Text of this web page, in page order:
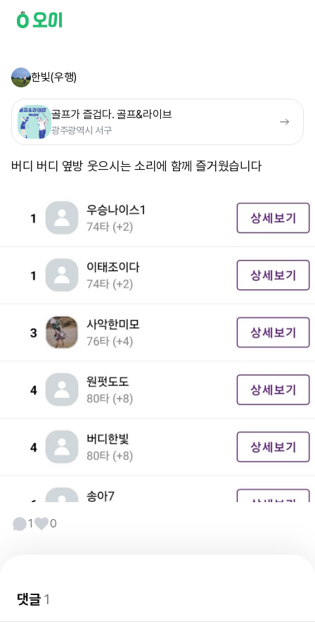
한빛(우행)
골프가 즐겁다. 골프&라이브
광주광역시 서구
버디 버디 옆방 웃으시는 소리에 함께 즐거웠습니다
1 0
댓글1